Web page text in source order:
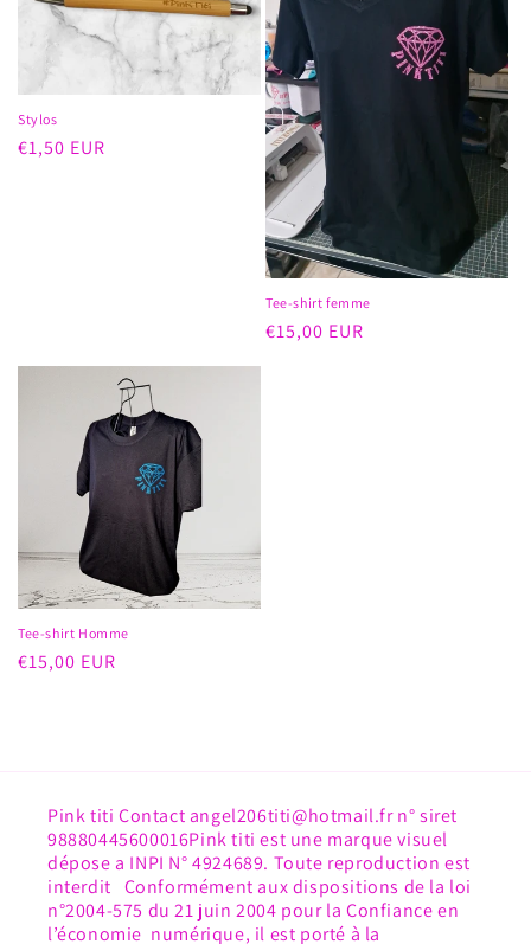
Stylos
Prix
€1,50 EUR
Tee-shirt femme
Prix
€15,00 EUR
Tee-shirt Homme
Prix
€15,00 EUR
Pink titi Contact angel206titi@hotmail.fr n° siret
98880445600016Pink titi est une marque visuel
dépose a INPI N° 4924689. Toute reproduction est
interdit Conformément aux dispositions de la loi
n°2004-575 du 21 juin 2004 pour la Confiance en
l’économie numérique, il est porté à la